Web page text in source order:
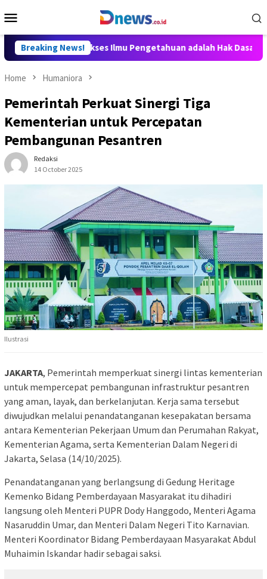
to
Menu
Breaking News!
Aditya: Akses Ilmu Pengetahuan adalah Hak Dasar Warga
Home Humaniora
Pemerintah Perkuat Sinergi Tiga
Kementerian untuk Percepatan
Pembangunan Pesantren
Redaksi
14 October 2025
Ilustrasi
JAKARTA, Pemerintah memperkuat sinergi lintas kementerian
untuk mempercepat pembangunan infrastruktur pesantren
yang aman, layak, dan berkelanjutan. Kerja sama tersebut
diwujudkan melalui penandatanganan kesepakatan bersama
antara Kementerian Pekerjaan Umum dan Perumahan Rakyat,
Kementerian Agama, serta Kementerian Dalam Negeri di
Jakarta, Selasa (14/10/2025).
Penandatanganan yang berlangsung di Gedung Heritage
Kemenko Bidang Pemberdayaan Masyarakat itu dihadiri
langsung oleh Menteri PUPR Dody Hanggodo, Menteri Agama
Nasaruddin Umar, dan Menteri Dalam Negeri Tito Karnavian.
Menteri Koordinator Bidang Pemberdayaan Masyarakat Abdul
Muhaimin Iskandar hadir sebagai saksi.